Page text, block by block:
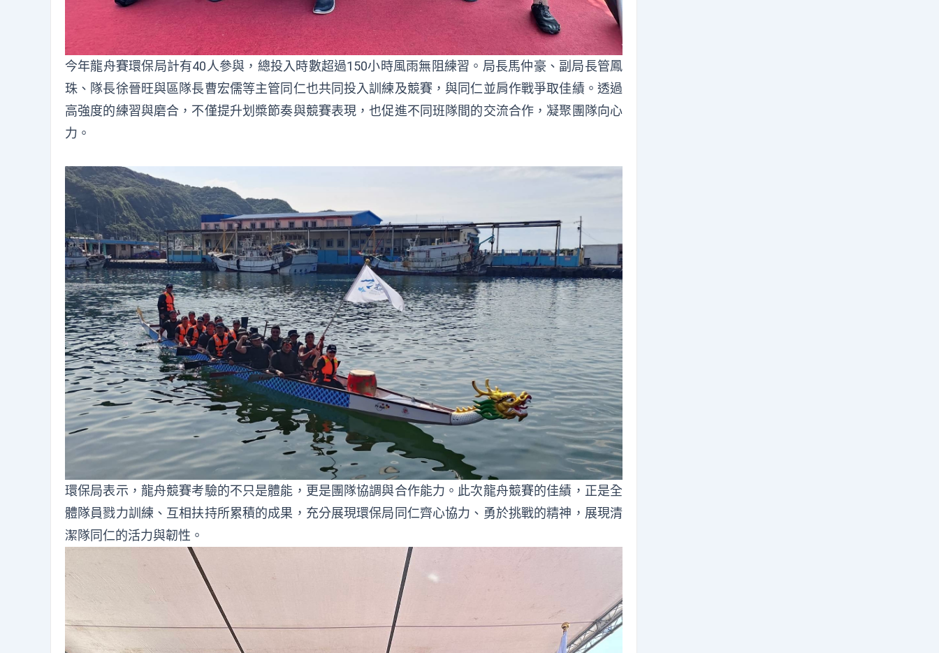
今年龍舟賽環保局計有40人參與，總投入時數超過150小時風雨無阻練習。局長馬仲豪、副局長管鳳
珠、隊長徐晉旺與區隊長曹宏儒等主管同仁也共同投入訓練及競賽，與同仁並肩作戰爭取佳績。透過
高強度的練習與磨合，不僅提升划槳節奏與競賽表現，也促進不同班隊間的交流合作，凝聚團隊向心
力。
環保局表示，龍舟競賽考驗的不只是體能，更是團隊協調與合作能力。此次龍舟競賽的佳績，正是全
體隊員戮力訓練、互相扶持所累積的成果，充分展現環保局同仁齊心協力、勇於挑戰的精神，展現清
潔隊同仁的活力與韌性。